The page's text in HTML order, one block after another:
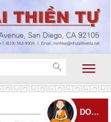
DONATE